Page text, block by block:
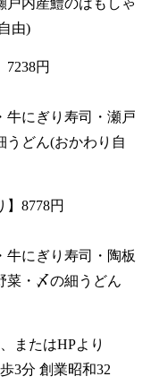
由)
円
牛にぎり寿司・瀬戸
うどん(おかわり自
8778円
牛にぎり寿司・陶板
菜・〆の細うどん
またはHPより
3分 創業昭和32